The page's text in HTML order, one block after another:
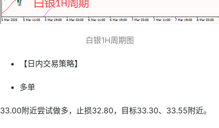
白银1H周期图
【日内交易策略】
多单
33.00附近尝试做多，止损32.80，目标33.30、33.55附近。